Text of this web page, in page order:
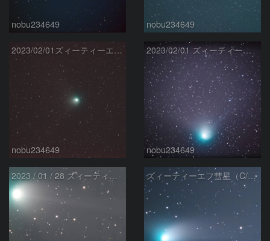
nobu234649 nobu234649
2023/02/01ズィーティーエフ彗星（C/2022 E3）
nobu234649
2023/02/01 ズィーティーエフ彗星（C/2022 E3）
nobu234649
2023 / 01 / 28 ズィーティーエフ彗星（C/2022 E3） ズィーティーエフ彗星（C/2022 E3）